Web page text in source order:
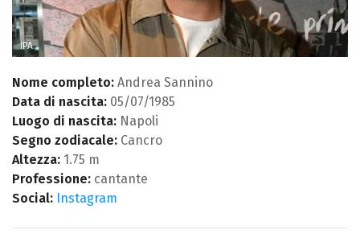
IPA
Nome completo: Andrea Sannino
Data di nascita: 05/07/1985
Luogo di nascita: Napoli
Segno zodiacale: Cancro
Altezza: 1.75 m
Professione: cantante
Social: Instagram